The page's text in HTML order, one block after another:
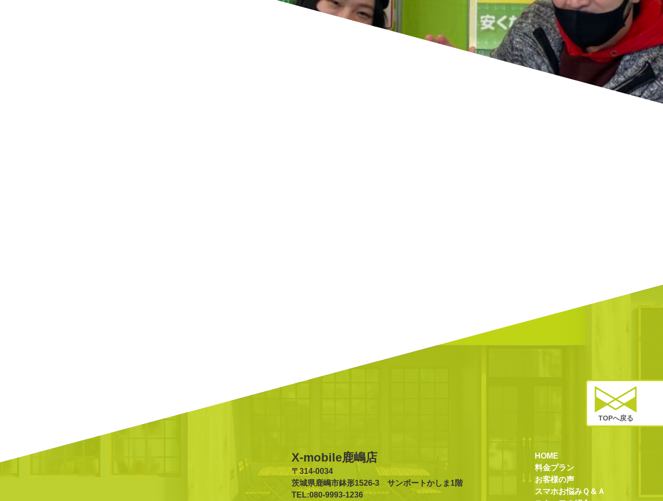
X-mobile鹿嶋店
〒314-0034
茨城県鹿嶋市鉢形1526-3 サンポートかしま1階
TEL:080-9993-1236
HOME
料金プラン
お客様の声
スマホお悩みＱ＆Ａ
TOPへ戻る